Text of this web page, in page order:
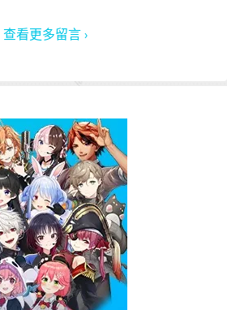
查看更多留言 ›